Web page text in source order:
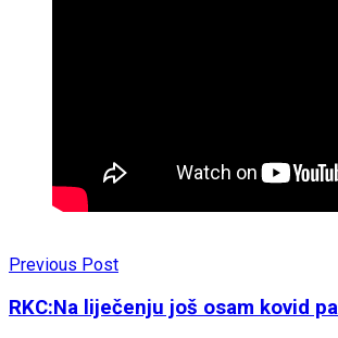
Previous Post
RKC:Na liječenju još osam kovid